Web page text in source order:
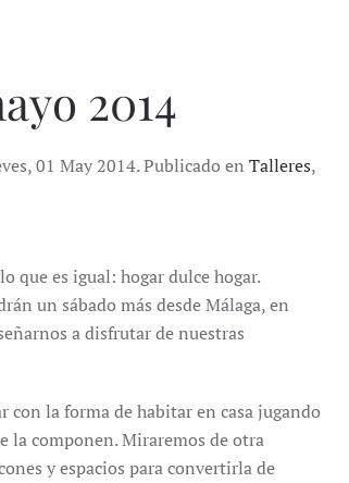
2014
01 May 2014. Publicado en Talleres,
que es igual: hogar dulce hogar.
un sábado más desde Málaga, en
a disfrutar de nuestras
con la forma de habitar en casa jugando
la componen. Miraremos de otra
y espacios para convertirla de